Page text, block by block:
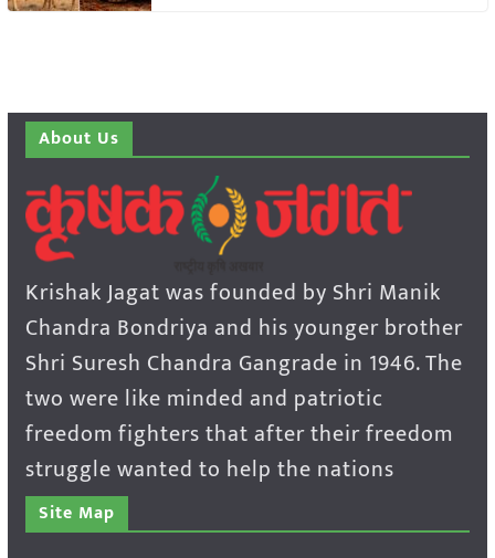
About Us
Krishak Jagat was founded by Shri Manik
Chandra Bondriya and his younger brother
Shri Suresh Chandra Gangrade in 1946. The
two were like minded and patriotic
freedom fighters that after their freedom
struggle wanted to help the nations
Site Map